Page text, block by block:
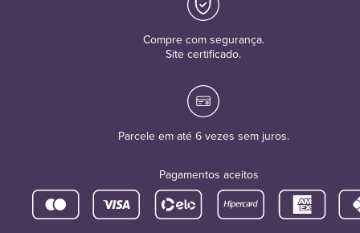
Compre com segurança.
Site certificado.
Parcele em até 6 vezes sem juros.
Pagamentos aceitos